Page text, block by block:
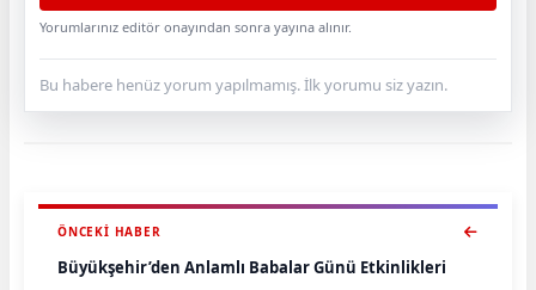
Yorumlarınız editör onayından sonra yayına alınır.
Bu habere henüz yorum yapılmamış. İlk yorumu siz yazın.
ÖNCEKI HABER
Büyükşehir’den Anlamlı Babalar Günü Etkinlikleri